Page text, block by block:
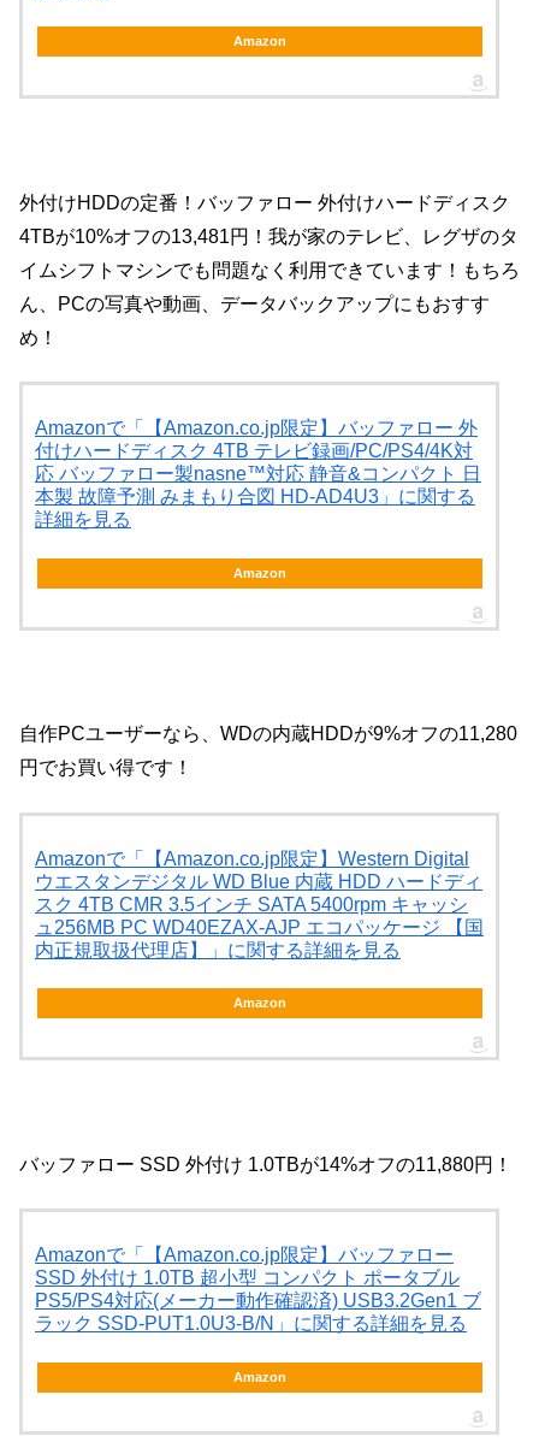
Amazon
外付けHDDの定番！バッファロー 外付けハードディスク
4TBが10%オフの13,481円！我が家のテレビ、レグザのタ
イムシフトマシンでも問題なく利用できています！もちろ
ん、PCの写真や動画、データバックアップにもおすす
め！
Amazonで「【Amazon.co.jp限定】バッファロー 外
付けハードディスク 4TB テレビ録画/PC/PS4/4K対
応 バッファロー製nasne™対応 静音&コンパクト 日
本製 故障予測 みまもり合図 HD-AD4U3」に関する
詳細を見る
Amazon
自作PCユーザーなら、WDの内蔵HDDが9%オフの11,280
円でお買い得です！
Amazonで「【Amazon.co.jp限定】Western Digital
ウエスタンデジタル WD Blue 内蔵 HDD ハードディ
スク 4TB CMR 3.5インチ SATA 5400rpm キャッシ
ュ256MB PC WD40EZAX-AJP エコパッケージ 【国
内正規取扱代理店】」に関する詳細を見る
Amazon
バッファロー SSD 外付け 1.0TBが14%オフの11,880円！
Amazonで「【Amazon.co.jp限定】バッファロー
SSD 外付け 1.0TB 超小型 コンパクト ポータブル
PS5/PS4対応(メーカー動作確認済) USB3.2Gen1 ブ
ラック SSD-PUT1.0U3-B/N」に関する詳細を見る
Amazon